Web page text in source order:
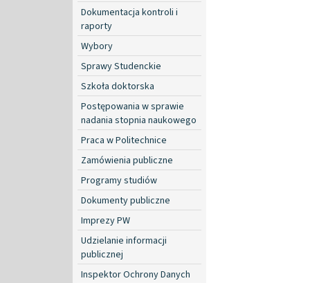
Dokumentacja kontroli i
raporty
Wybory
Sprawy Studenckie
Szkoła doktorska
Postępowania w sprawie
nadania stopnia naukowego
Praca w Politechnice
Zamówienia publiczne
Programy studiów
Dokumenty publiczne
Imprezy PW
Udzielanie informacji
publicznej
Inspektor Ochrony Danych